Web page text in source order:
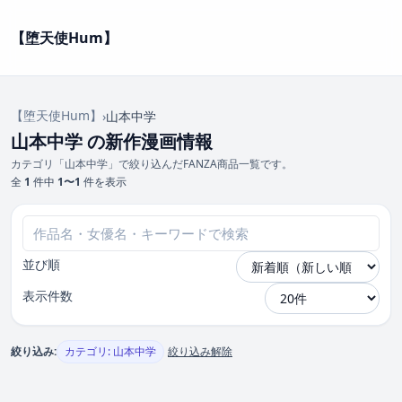
【堕天使Hum】
【堕天使Hum】 ›山本中学
山本中学 の新作漫画情報
カテゴリ「山本中学」で絞り込んだFANZA商品一覧です。
全 1 件中 1〜1 件を表示
並び順
表示件数
絞り込み: カテゴリ: 山本中学 絞り込み解除